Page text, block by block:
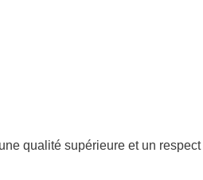
qualité supérieure et un